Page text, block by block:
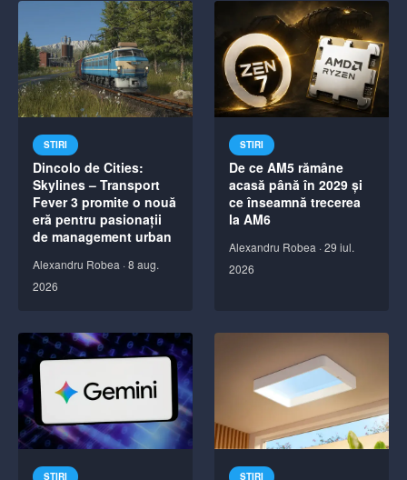
STIRI
Dincolo de Cities:
Skylines – Transport
Fever 3 promite o nouă
eră pentru pasionații
de management urban
Alexandru Robea ·8 aug.
2026
STIRI
De ce AM5 rămâne
acasă până în 2029 și
ce înseamnă trecerea
la AM6
Alexandru Robea ·29 iul.
2026
STIRI STIRI